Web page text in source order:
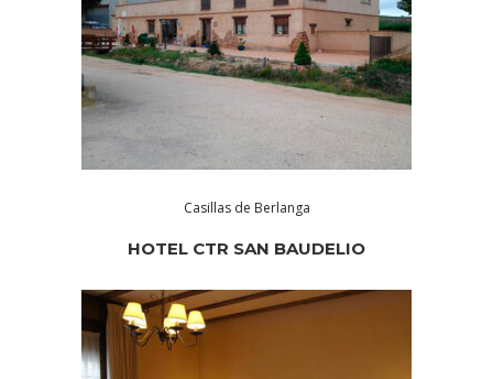
Casillas de Berlanga
HOTEL CTR SAN BAUDELIO